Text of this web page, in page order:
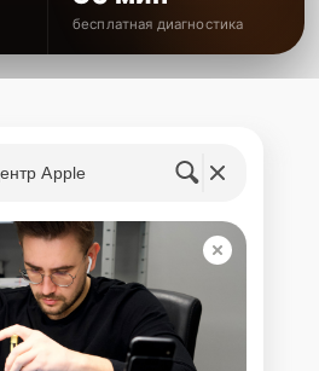
бесплатная диагностика
Apple